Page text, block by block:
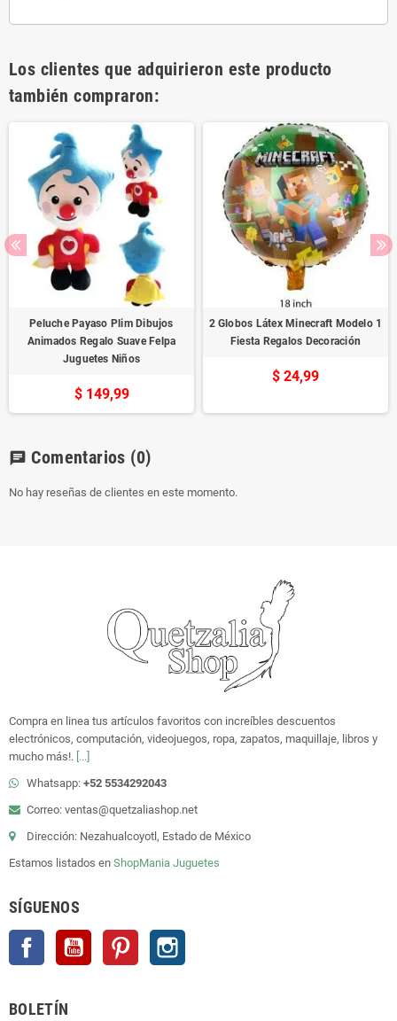
Los clientes que adquirieron este producto
también compraron:
Peluche Payaso Plim Dibujos
Animados Regalo Suave Felpa
Juguetes Niños
$ 149,99
2 Globos Látex Minecraft Modelo 1
Fiesta Regalos Decoración
$ 24,99
chat Comentarios (0)
No hay reseñas de clientes en este momento.
Compra en linea tus artículos favoritos con increíbles descuentos
electrónicos, computación, videojuegos, ropa, zapatos, maquillaje, libros y
mucho más!. [...]
Whatsapp: +52 5534292043
Correo: ventas@quetzaliashop.net
Dirección: Nezahualcoyotl, Estado de México
Estamos listados en ShopMania Juguetes
SÍGUENOS
Facebook YouTube Pinterest
BOLETÍN